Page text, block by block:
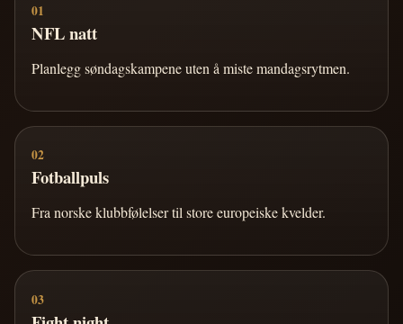
01
NFL natt
Planlegg søndagskampene uten å miste mandagsrytmen.
02
Fotballpuls
Fra norske klubbfølelser til store europeiske kvelder.
03